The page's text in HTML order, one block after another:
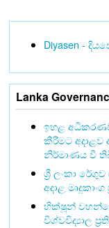
Diyasen -
Lanka
ඉහළ
කිරීමට
නිර්මාණය වී
ශ්‍රී ලංකා
අදාළ
භික්ෂූන්
විශ්වවිද්‍යාල